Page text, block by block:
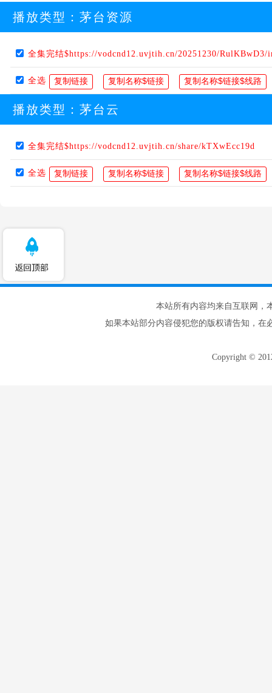
播放类型： 茅台资源
全集完结$https://vodcnd12.uvjtih.cn/20251230/RulKBwD3/
全选
播放类型： 茅台云
全集完结$https://vodcnd12.uvjtih.cn/share/kTXwEcc19d
全选
本站所有内容均来自互联网，
如果本站部分内容侵犯您的版权请告知，在
Copyright ©